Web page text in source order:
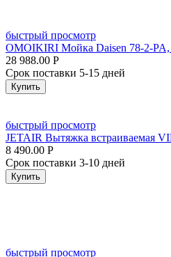
быстрый просмотр
OMOIKIRI Мойка Daisen 78-2-PA,
28 988.00 Р
Срок поставки 5-15 дней
Купить
быстрый просмотр
JETAIR Вытяжка встраиваемая
8 490.00 Р
Срок поставки 3-10 дней
Купить
быстрый просмотр